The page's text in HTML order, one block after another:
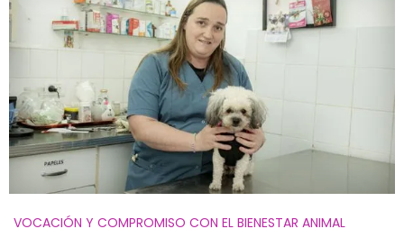
VOCACIÓN Y COMPROMISO CON EL BIENESTAR ANIMAL